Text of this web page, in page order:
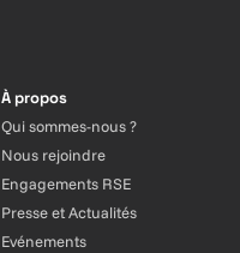
À propos
Qui sommes-nous ?
Nous rejoindre
Engagements RSE
Presse et Actualités
Evénements